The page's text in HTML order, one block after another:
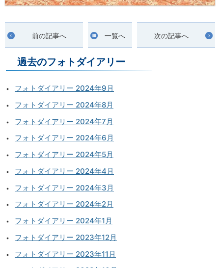
前の記事へ 一覧へ 次の記事へ
過去のフォトダイアリー
フォトダイアリー 2024年9月
フォトダイアリー 2024年8月
フォトダイアリー 2024年7月
フォトダイアリー 2024年6月
フォトダイアリー 2024年5月
フォトダイアリー 2024年4月
フォトダイアリー 2024年3月
フォトダイアリー 2024年2月
フォトダイアリー 2024年1月
フォトダイアリー 2023年12月
フォトダイアリー 2023年11月